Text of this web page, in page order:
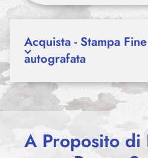
Acquista - Stampa
autografata
A Proposito